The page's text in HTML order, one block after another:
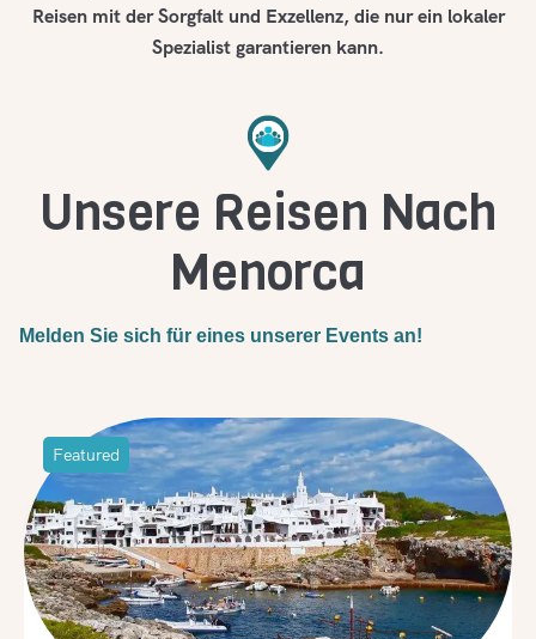
Reisen mit der Sorgfalt und Exzellenz, die nur ein lokaler
Spezialist garantieren kann.
Unsere Reisen Nach
Menorca
Melden Sie sich für eines unserer Events an!
Featured